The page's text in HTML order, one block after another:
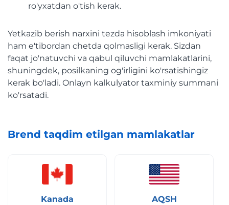
ro'yxatdan o'tish kerak.
Yetkazib berish narxini tezda hisoblash imkoniyati
ham e'tibordan chetda qolmasligi kerak. Sizdan
faqat jo'natuvchi va qabul qiluvchi mamlakatlarini,
shuningdek, posilkaning og'irligini ko'rsatishingiz
kerak bo'ladi. Onlayn kalkulyator taxminiy summani
ko'rsatadi.
Brend taqdim etilgan mamlakatlar
Kanada AQSH